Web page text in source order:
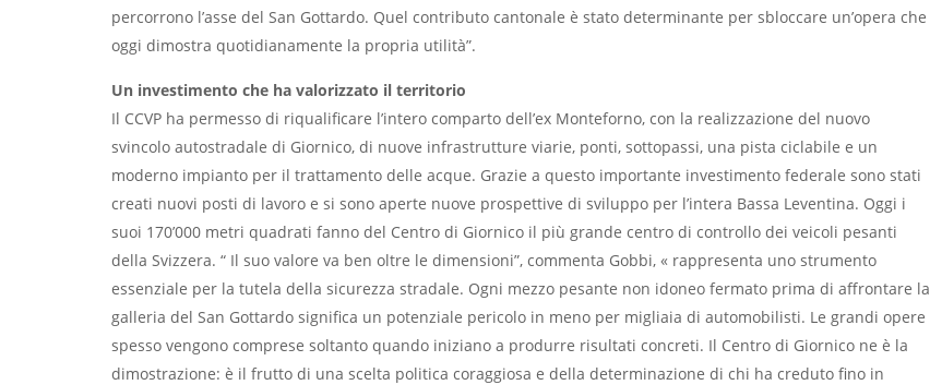
percorrono l’asse del San Gottardo. Quel contributo cantonale è stato determinante per sbloccare un’opera che
oggi dimostra quotidianamente la propria utilità”.
Un investimento che ha valorizzato il territorio
Il CCVP ha permesso di riqualificare l’intero comparto dell’ex Monteforno, con la realizzazione del nuovo
svincolo autostradale di Giornico, di nuove infrastrutture viarie, ponti, sottopassi, una pista ciclabile e un
moderno impianto per il trattamento delle acque. Grazie a questo importante investimento federale sono stati
creati nuovi posti di lavoro e si sono aperte nuove prospettive di sviluppo per l’intera Bassa Leventina. Oggi i
suoi 170’000 metri quadrati fanno del Centro di Giornico il più grande centro di controllo dei veicoli pesanti
della Svizzera. “ Il suo valore va ben oltre le dimensioni”, commenta Gobbi, « rappresenta uno strumento
essenziale per la tutela della sicurezza stradale. Ogni mezzo pesante non idoneo fermato prima di affrontare la
galleria del San Gottardo significa un potenziale pericolo in meno per migliaia di automobilisti. Le grandi opere
spesso vengono comprese soltanto quando iniziano a produrre risultati concreti. Il Centro di Giornico ne è la
dimostrazione: è il frutto di una scelta politica coraggiosa e della determinazione di chi ha creduto fino in